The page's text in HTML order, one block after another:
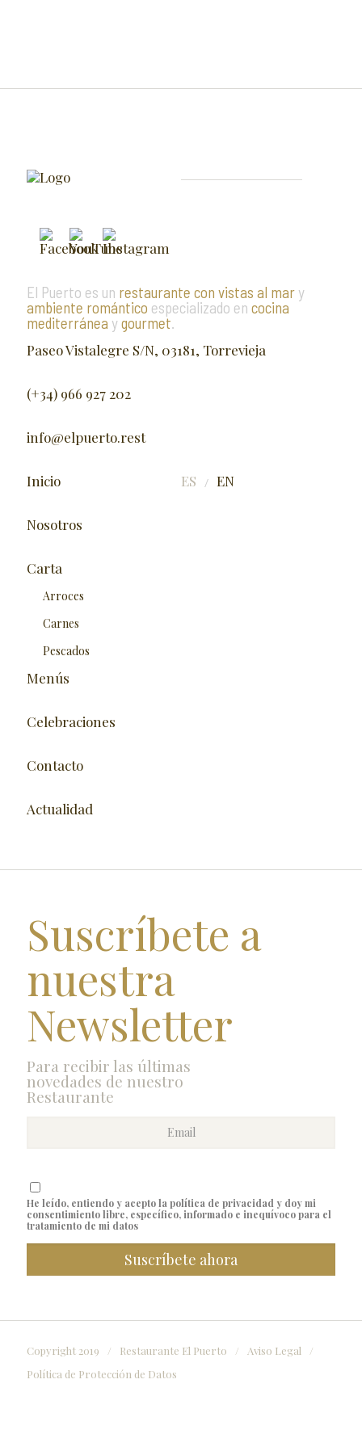
El Puerto es un restaurante con vistas al mar y
ambiente romántico especializado en cocina
mediterránea ygourmet.
Paseo Vistalegre S/N, 03181, Torrevieja
(+34) 966 927 202
info@elpuerto.rest
Inicio
Nosotros
Carta
Arroces
Carnes
Pescados
Menús
Celebraciones
Contacto
Actualidad
ES / EN
Suscríbete a
nuestra
Newsletter
Para recibir las últimas
novedades de nuestro
Restaurante
He leído, entiendo y acepto la política de privacidad y doy mi
consentimiento libre, específico, informado e inequívoco para el
tratamiento de mi datos
Copyright 2019 / Restaurante El Puerto / Aviso Legal
/
Política de Protección de Datos